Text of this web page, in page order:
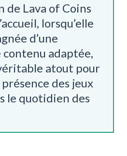
de Lava of Coins
lorsqu’elle
d’une
adaptée,
atout pour
des jeux
le quotidien des